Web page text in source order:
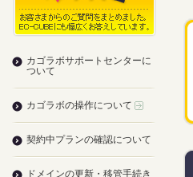
カゴラボサポートセンターに
ついて
カゴラボの操作について
契約中プランの確認について
ドメインの更新・移管手続き